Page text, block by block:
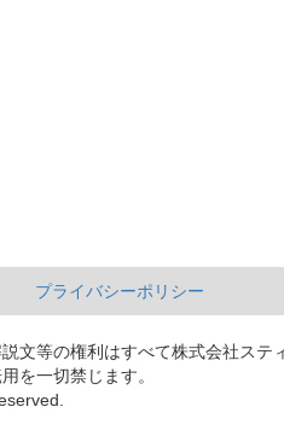
プライバシーポリシー
文等の権利はすべて株式会社ステ
を一切禁じます。